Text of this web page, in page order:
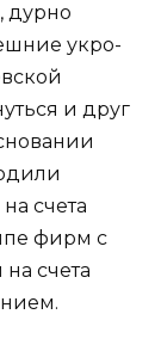
дурно
укро-
и друг
счета
фирм с
счета